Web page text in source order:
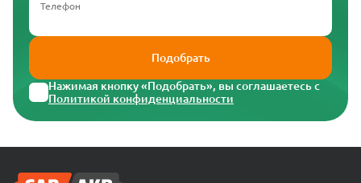
Телефон
Подобрать
Нажимая кнопку «Подобрать», вы соглашаетесь с
Политикой конфиденциальности